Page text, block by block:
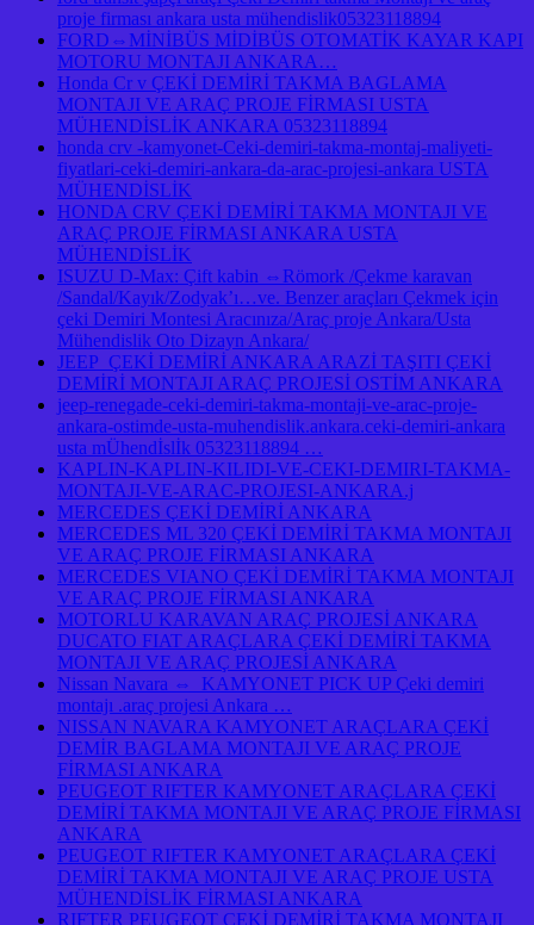
proje firması ankara usta mühendislik05323118894
FORD⇔MİNİBÜS MİDİBÜS OTOMATİK KAYAR KAPI
MOTORU MONTAJI ANKARA…
Honda Cr v ÇEKİ DEMİRİ TAKMA BAGLAMA
MONTAJI VE ARAÇ PROJE FİRMASI USTA
MÜHENDİSLİK ANKARA 05323118894
honda crv -kamyonet-Ceki-demiri-takma-montaj-maliyeti-
fiyatlari-ceki-demiri-ankara-da-arac-projesi-ankara USTA
MÜHENDİSLİK
HONDA CRV ÇEKİ DEMİRİ TAKMA MONTAJI VE
ARAÇ PROJE FİRMASI ANKARA USTA
MÜHENDİSLİK
ISUZU D-Max: Çift kabin ⇔Römork /Çekme karavan
/Sandal/Kayık/Zodyak’ı…ve. Benzer araçları Çekmek için
çeki Demiri Montesi Aracınıza/Araç proje Ankara/Usta
Mühendislik Oto Dizayn Ankara/
JEEP ÇEKİ DEMİRİ ANKARA ARAZİ TAŞITI ÇEKİ
DEMİRİ MONTAJI ARAÇ PROJESİ OSTİM ANKARA
jeep-renegade-ceki-demiri-takma-montaji-ve-arac-proje-
ankara-ostimde-usta-muhendislik.ankara.ceki-demiri-ankara
usta mÜhendİslİk 05323118894 …
KAPLIN-KAPLIN-KILIDI-VE-CEKI-DEMIRI-TAKMA-
MONTAJI-VE-ARAC-PROJESI-ANKARA.j
MERCEDES ÇEKİ DEMİRİ ANKARA
MERCEDES ML 320 ÇEKİ DEMİRİ TAKMA MONTAJI
VE ARAÇ PROJE FİRMASI ANKARA
MERCEDES VIANO ÇEKİ DEMİRİ TAKMA MONTAJI
VE ARAÇ PROJE FİRMASI ANKARA
MOTORLU KARAVAN ARAÇ PROJESİ ANKARA
DUCATO FIAT ARAÇLARA ÇEKİ DEMİRİ TAKMA
MONTAJI VE ARAÇ PROJESİ ANKARA
Nissan Navara ⇔ KAMYONET PICK UP Çeki demiri
montajı .araç projesi Ankara …
NISSAN NAVARA KAMYONET ARAÇLARA ÇEKİ
DEMİR BAGLAMA MONTAJI VE ARAÇ PROJE
FİRMASI ANKARA
PEUGEOT RIFTER KAMYONET ARAÇLARA ÇEKİ
DEMİRİ TAKMA MONTAJI VE ARAÇ PROJE FİRMASI
ANKARA
PEUGEOT RIFTER KAMYONET ARAÇLARA ÇEKİ
DEMİRİ TAKMA MONTAJI VE ARAÇ PROJE USTA
MÜHENDİSLİK FİRMASI ANKARA
RIFTER PEUGEOT ÇEKİ DEMİRİ TAKMA MONTAJI